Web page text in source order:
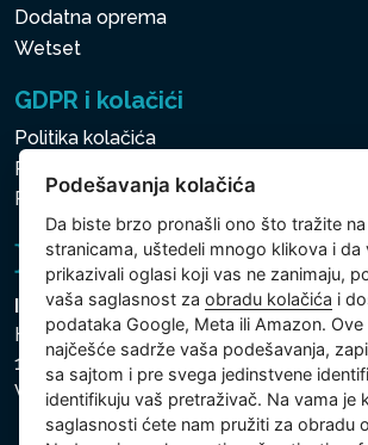
Dodatna oprema
Wetset
GDPR i kolačići
Politika kolačića
Politika zaštite ličnih i drugih obrađivanih
Podešavanja kolačića
Intex Trading, s.r.o.
Hradecká 2526/3
130 00 Praha 3
Vinohrady - Česká republika
Podešavanja kolačića
Da biste brzo pronašli ono što tražite na
stranicama, uštedeli mnogo klikova i da
prikazivali oglasi koji vas ne zanimaju,
vaša saglasnost zaobradu kolačića i
podataka Google, Meta ili Amazon.
najčešće sadrže vaša podešavanja,
sa sajtom i pre svega jedinstvene
identifikuju vaš pretraživač. Na vama je
saglasnosti ćete nam pružiti za obradu